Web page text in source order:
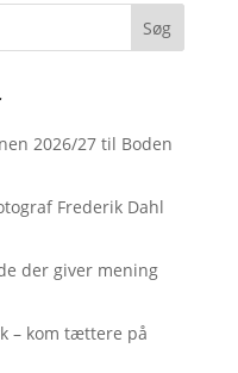
Søg
2026/27 til Boden
Frederik Dahl
der giver mening
– kom tættere på